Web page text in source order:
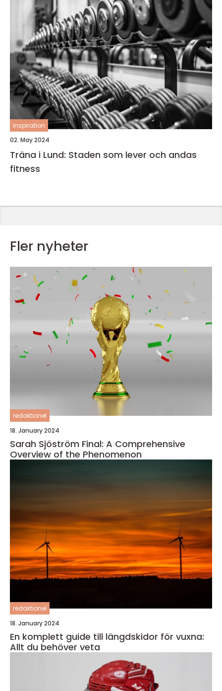
inspiration
02. May 2024
Träna i Lund: Staden som lever och andas
fitness
Fler nyheter
redaktionel
18. January 2024
Sarah Sjöström Final: A Comprehensive
Overview of the Phenomenon
redaktionel
18. January 2024
En komplett guide till längdskidor för vuxna:
Allt du behöver veta